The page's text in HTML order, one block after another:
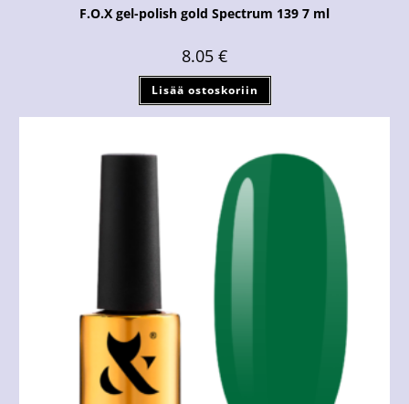
F.O.X gel-polish gold Spectrum 139 7 ml
8.05 €
Lisää ostoskoriin